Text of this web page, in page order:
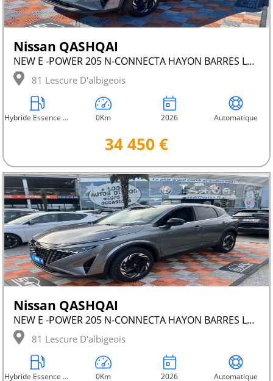
Nissan QASHQAI
NEW E -POWER 205 N-CONNECTA HAYON BARRES LEDS
81 Lescure D'albigeois
Hybride Essence Non Rechargeable 0Km 2026 Automatique
34 450 €
Nissan QASHQAI
NEW E -POWER 205 N-CONNECTA HAYON BARRES LEDS
81 Lescure D'albigeois
Hybride Essence Non Rechargeable 0Km 2026 Automatique